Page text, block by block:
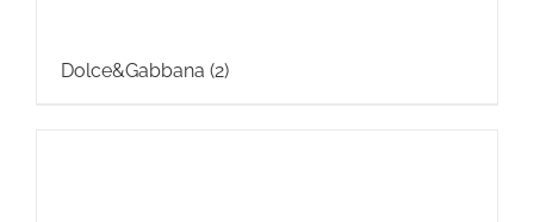
Dolce&Gabbana (2)